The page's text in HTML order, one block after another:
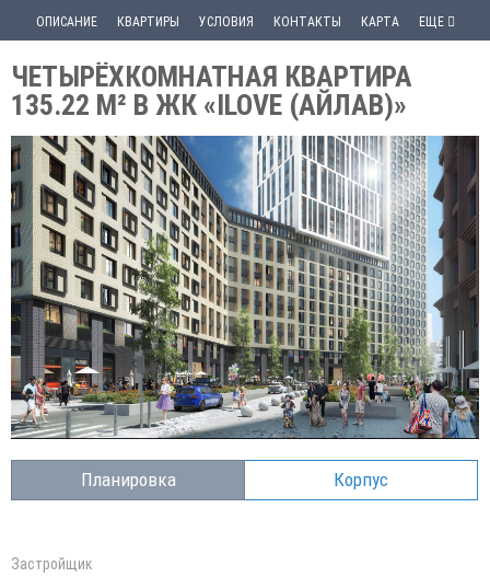
ОПИСАНИЕ КВАРТИРЫ УСЛОВИЯ КОНТАКТЫ КАРТА ЕЩЕ
ЧЕТЫРЁХКОМНАТНАЯ КВАРТИРА
135.22 М² В ЖК «ILOVE (АЙЛАВ)»
Планировка Корпус
Застройщик